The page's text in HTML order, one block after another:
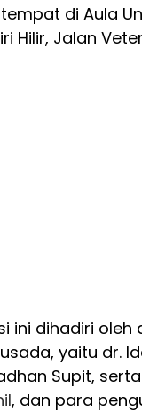
di Aula
Hilir, Jalan
ini dihadiri
yaitu dr.
Supit,
, dan para